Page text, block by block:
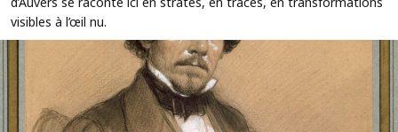
visibles à l’œil nu.